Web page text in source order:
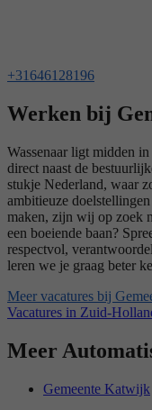
+31646128196
Werken bij
Wassenaar ligt midden
direct naast de
stukje Nederland, waar
ambitieuze
maken, zijn wij op zoek
een boeiende baan?
respectvol,
leren we je graag beter
Meer vacatures bij
Vacatures in Zuid-
Meer
Gemeente Katwijk